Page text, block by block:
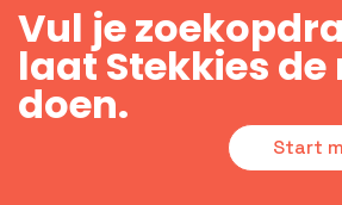
Vul je
laat Stekkies de
doen.
Start